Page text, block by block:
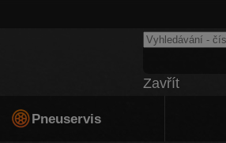
Pneuservis
Zavřít